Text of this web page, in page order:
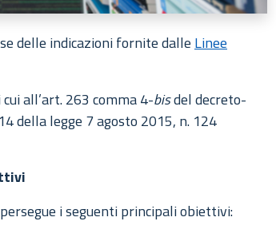
delle indicazioni fornite dalleLinee
all’art. 263 comma 4-bisdel decreto-
della legge 7 agosto 2015, n. 124
i seguenti principali obiettivi: